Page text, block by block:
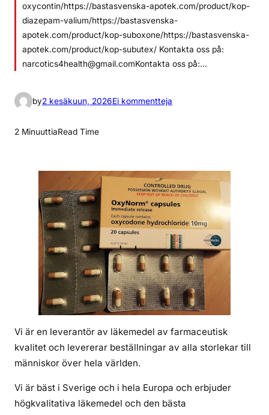
oxycontin/https://bastasvenska-apotek.com/product/kop-
diazepam-valium/https://bastasvenska-
apotek.com/product/kop-suboxone/https://bastasvenska-
apotek.com/product/kop-subutex/ Kontakta oss på:
narcotics4health@gmail.comKontakta oss på:…
by2 kesäkuun, 2026Ei kommentteja
k
e
l
i
n
t
r
a
d
o
l
a
ä
r
2 MinuuttiaRead Time
Vi är en leverantör av läkemedel av farmaceutisk
kvalitet och levererar beställningar av alla storlekar till
människor över hela världen.
Vi är bäst i Sverige och i hela Europa och erbjuder
högkvalitativa läkemedel och den bästa